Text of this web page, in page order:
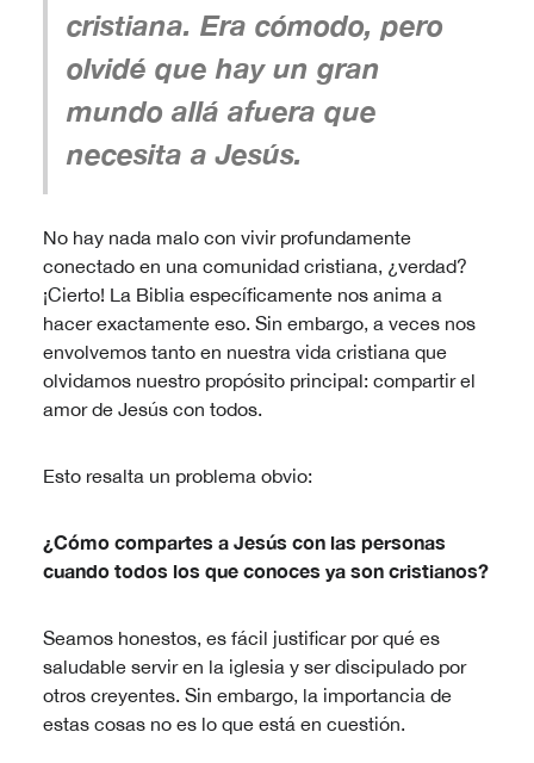
cristiana. Era cómodo, pero
olvidé que hay un gran
mundo allá afuera que
necesita a Jesús.
No hay nada malo con vivir profundamente
conectado en una comunidad cristiana, ¿verdad?
¡Cierto! La Biblia específicamente nos anima a
hacer exactamente eso. Sin embargo, a veces nos
envolvemos tanto en nuestra vida cristiana que
olvidamos nuestro propósito principal: compartir el
amor de Jesús con todos.
Esto resalta un problema obvio:
¿Cómo compartes a Jesús con las personas
cuando todos los que conoces ya son cristianos?
Seamos honestos, es fácil justificar por qué es
saludable servir en la iglesia y ser discipulado por
otros creyentes. Sin embargo, la importancia de
estas cosas no es lo que está en cuestión.